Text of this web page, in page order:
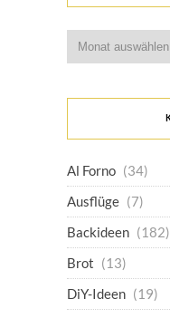
Al Forno (34)
Ausflüge (7)
Backideen (182)
Brot (13)
DiY-Ideen (19)